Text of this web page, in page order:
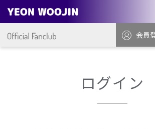
会員
ログイン